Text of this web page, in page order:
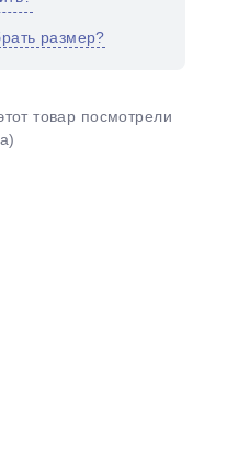
размер?
товар посмотрели